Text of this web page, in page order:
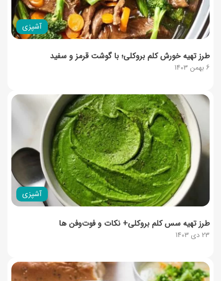
آشپزی
6 بهمن 1403
طرز تهیه خورش کلم بروکلی؛ با گوشت قرمز و سفید
آشپزی
23 دی 1403
طرز تهیه سس کلم‌ بروکلی+ نکات و فوت‌وفن‌ ها